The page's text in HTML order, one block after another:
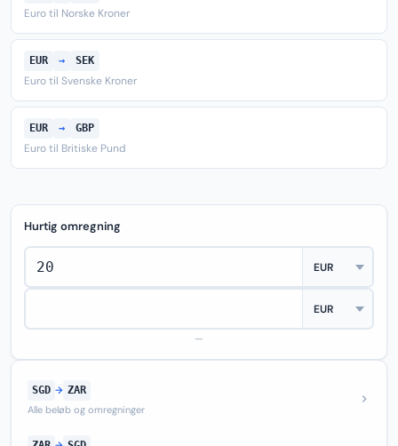
Euro til Norske Kroner
EUR → SEK
Euro til Svenske Kroner
EUR → GBP
Euro til Britiske Pund
Hurtig omregning
—
SGD → ZAR
Alle beløb og omregninger